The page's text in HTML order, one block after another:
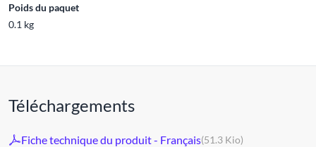
Poids du paquet
0.1 kg
Téléchargements
Fiche technique du produit - Français(51.3 Kio)